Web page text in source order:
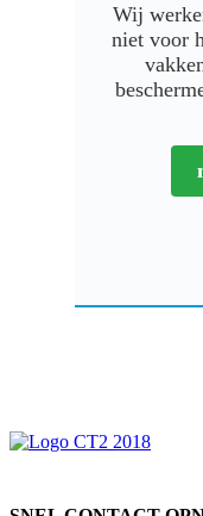
Wij
niet voor